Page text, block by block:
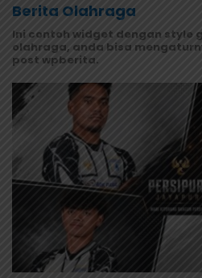
Berita Olahraga
Ini contoh widget dengan style
olahraga, anda bisa
post wpberita.